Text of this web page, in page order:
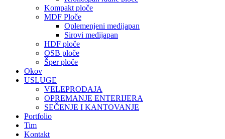
Kompakt ploče
MDF Ploče
Oplemenjeni medijapan
Sirovi medijapan
HDF ploče
OSB ploče
Šper ploče
Okov
USLUGE
VELEPRODAJA
OPREMANJE ENTERIJERA
SEČENJE I KANTOVANJE
Portfolio
Tim
Kontakt